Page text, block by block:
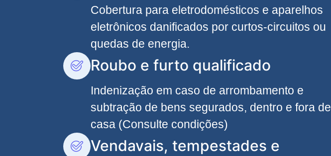
Cobertura para eletrodomésticos e aparelhos
eletrônicos danificados por curtos-circuitos ou
quedas de energia.
Roubo e furto qualificado
Indenização em caso de arrombamento e
subtração de bens segurados, dentro e fora de
casa (Consulte condições)
Vendavais, tempestades e